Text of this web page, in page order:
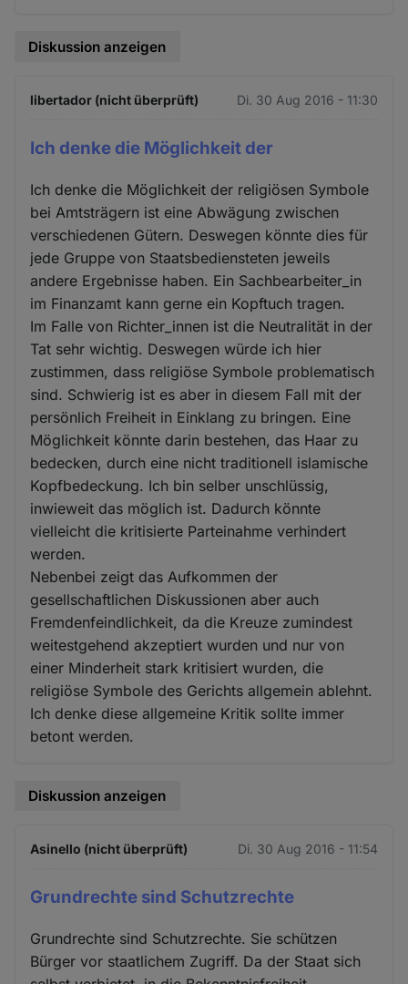
Diskussion anzeigen
libertador (nicht überprüft) Di. 30 Aug 2016 - 11:30
Ich denke die Möglichkeit der
Ich denke die Möglichkeit der religiösen Symbole
bei Amtsträgern ist eine Abwägung zwischen
verschiedenen Gütern. Deswegen könnte dies für
jede Gruppe von Staatsbediensteten jeweils
andere Ergebnisse haben. Ein Sachbearbeiter_in
im Finanzamt kann gerne ein Kopftuch tragen.
Im Falle von Richter_innen ist die Neutralität in der
Tat sehr wichtig. Deswegen würde ich hier
zustimmen, dass religiöse Symbole problematisch
sind. Schwierig ist es aber in diesem Fall mit der
persönlich Freiheit in Einklang zu bringen. Eine
Möglichkeit könnte darin bestehen, das Haar zu
bedecken, durch eine nicht traditionell islamische
Kopfbedeckung. Ich bin selber unschlüssig,
inwieweit das möglich ist. Dadurch könnte
vielleicht die kritisierte Parteinahme verhindert
werden.
Nebenbei zeigt das Aufkommen der
gesellschaftlichen Diskussionen aber auch
Fremdenfeindlichkeit, da die Kreuze zumindest
weitestgehend akzeptiert wurden und nur von
einer Minderheit stark kritisiert wurden, die
religiöse Symbole des Gerichts allgemein ablehnt.
Ich denke diese allgemeine Kritik sollte immer
betont werden.
Diskussion anzeigen
Asinello (nicht überprüft) Di. 30 Aug 2016 - 11:54
Grundrechte sind Schutzrechte
Grundrechte sind Schutzrechte. Sie schützen
Bürger vor staatlichem Zugriff. Da der Staat sich